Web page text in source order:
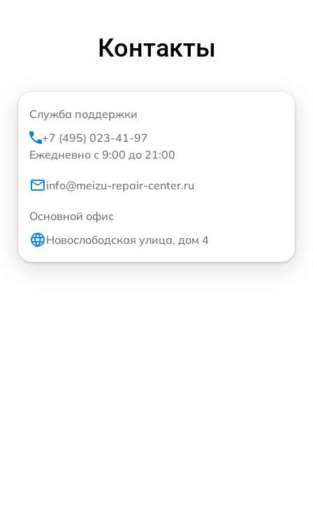
Контакты
Служба поддержки
+7 (495) 023-41-97
Ежедневно с 9:00 до 21:00
info@meizu-repair-center.ru
Основной офис
Новослободская улица, дом 4